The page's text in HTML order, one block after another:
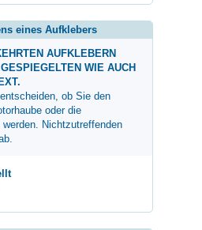
eines Aufklebers
AUFKLEBERN
WIE AUCH
ob Sie den
oder die
Nichtzutreffenden